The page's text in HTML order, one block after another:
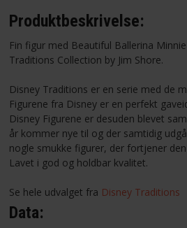
Produktbeskrivelse:
Fin figur med Beautiful Ballerina
Traditions Collection by Jim Shore.
Disney Traditions er en serie med de
Figurene fra Disney er en perfekt
Disney Figurene er desuden blevet
år kommer nye til og der samtidig
nogle smukke figurer, der fortjener
Lavet i god og holdbar kvalitet.
Se hele udvalget fra Disney Traditions
Data: